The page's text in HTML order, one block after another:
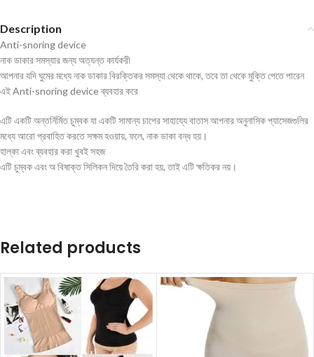
Description
Anti-snoring device
নাক ডাকার সমস্যার জন্য অত্যন্ত কার্যকরী
আপনার যদি ঘুমের মধ্যে নাক ডাকার বিরক্তিকর সমস্যা থেকে থাকে, তবে তা থেকে মুক্তি পেতে পারেন
এই Anti-snoring device ব্যবহার করে
এটি একটি অন্তর্নির্মিত চুম্বক যা একটি সামান্য চাপের সাহায্যে বাতাস আপনার অনুনাসিক প্যাসেজগুলির
মধ্যে আরো প্রবাহিত করতে সক্ষম হওয়ায়, ফলে, নাক ডাকা বন্ধ হয়।
হাল্কা এবং ব্যবহার করা খুবই সহজ
এটি চুম্বক এবং অ বিষাক্ত সিলিকন দিয়ে তৈরি করা হয়, তাই এটি ক্ষতিকর নয়।
Related products